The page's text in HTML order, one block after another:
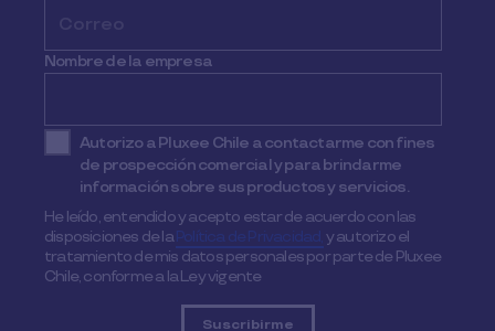
Nombre de la empresa
Autorizo a Pluxee Chile a contactarme con fines
de prospección comercial y para brindarme
información sobre sus productos y servicios.
He leído, entendido y acepto estar de acuerdo con las
disposiciones de laPolítica de Privacidad,y autorizo el
tratamiento de mis datos personales por parte de Pluxee
Chile, conforme a la Ley vigente